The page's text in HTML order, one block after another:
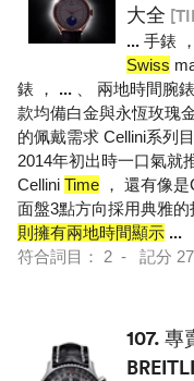
大全
... 手錶
Swiss
錶 ， ... 、 兩地時間腕
款均備白金與永恆玫瑰
的佩戴需求 Cellini系列
2014年初出時一口氣就
Cellini Time ， 還有像
面盤3點方向採用典雅
則擁有兩地時間顯示 ...
符合詞目： 2 - 記分
107. 專